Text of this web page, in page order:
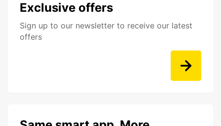
Exclusive offers
Sign up to our newsletter to receive our latest
offers